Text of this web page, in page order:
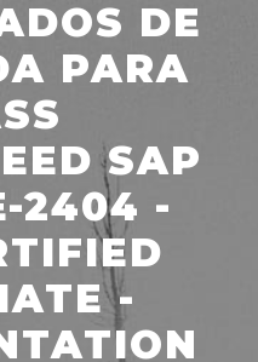
DE
PARA
SAP
2404 -
-